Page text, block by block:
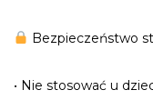
Bezpieczeństwo
• Nie stosować u